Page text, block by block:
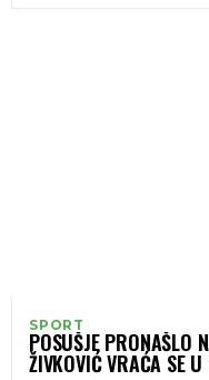
SPORT
POSUŠJE PRONAŠLO
ŽIVKOVIĆ VRAĆA SE